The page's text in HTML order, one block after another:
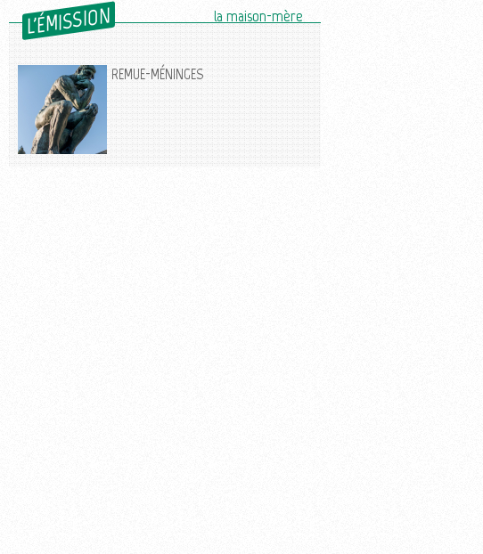
L'ÉMISSION la maison-mère
REMUE-MÉNINGES